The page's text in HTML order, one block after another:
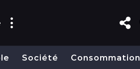
Société Consommation